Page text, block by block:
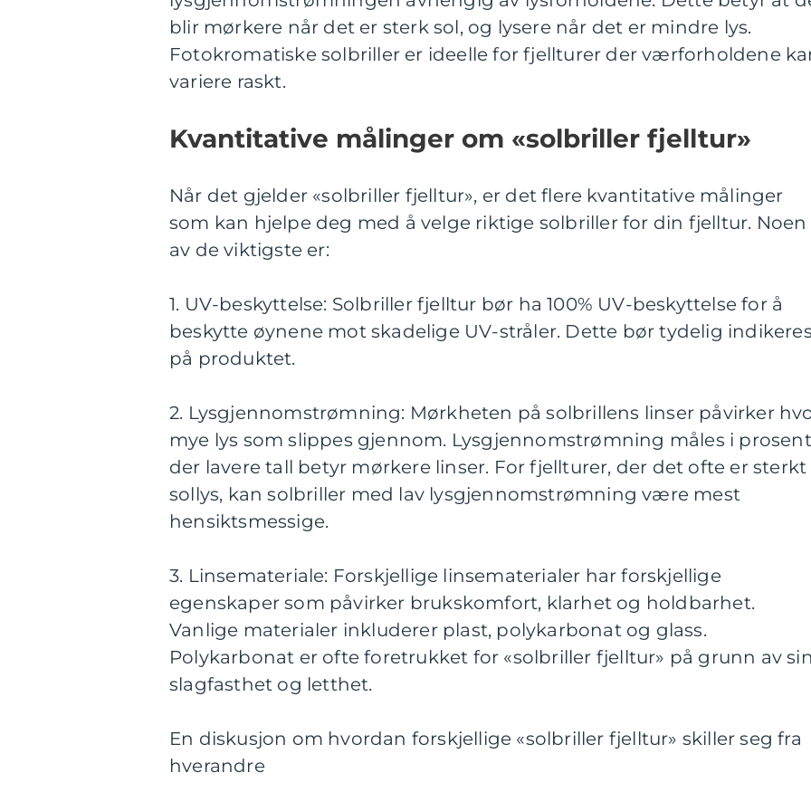
blir mørkere når det er sterk sol, og lysere når det er mindre lys.
Fotokromatiske solbriller er ideelle for fjellturer der værforholdene
variere raskt.
Kvantitative målinger om «solbriller fjelltur»
Når det gjelder «solbriller fjelltur», er det flere kvantitative målinger
som kan hjelpe deg med å velge riktige solbriller for din fjelltur. Noen
av de viktigste er:
1. UV-beskyttelse: Solbriller fjelltur bør ha 100% UV-beskyttelse for å
beskytte øynene mot skadelige UV-stråler. Dette bør tydelig indikeres
på produktet.
2. Lysgjennomstrømning: Mørkheten på solbrillens linser påvirker
mye lys som slippes gjennom. Lysgjennomstrømning måles i
der lavere tall betyr mørkere linser. For fjellturer, der det ofte er sterkt
sollys, kan solbriller med lav lysgjennomstrømning være mest
hensiktsmessige.
3. Linsemateriale: Forskjellige linsematerialer har forskjellige
egenskaper som påvirker brukskomfort, klarhet og holdbarhet.
Vanlige materialer inkluderer plast, polykarbonat og glass.
Polykarbonat er ofte foretrukket for «solbriller fjelltur» på grunn av sin
slagfasthet og letthet.
En diskusjon om hvordan forskjellige «solbriller fjelltur» skiller seg fra
hverandre